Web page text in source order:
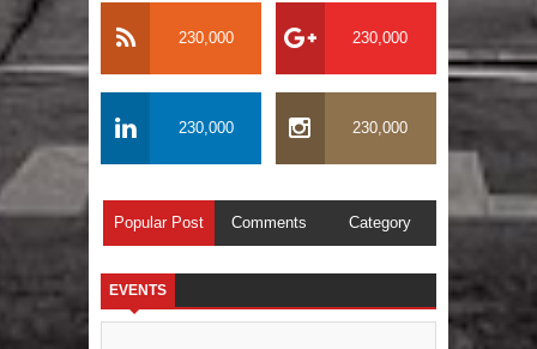
230,000 230,000
230,000 230,000
Popular Post Comments Category
EVENTS